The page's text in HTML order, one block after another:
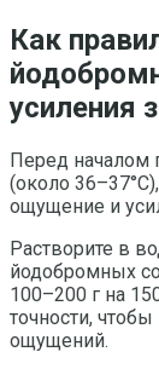
Как
усиления
Перед началом
(около
ощущение и
Растворите в
йодобромных
100–200 г на
точности,
ощущений.